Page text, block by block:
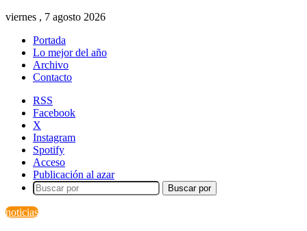
viernes , 7 agosto 2026
Portada
Lo mejor del año
Archivo
Contacto
RSS
Facebook
X
Instagram
Spotify
Acceso
Publicación al azar
Buscar por
noticias